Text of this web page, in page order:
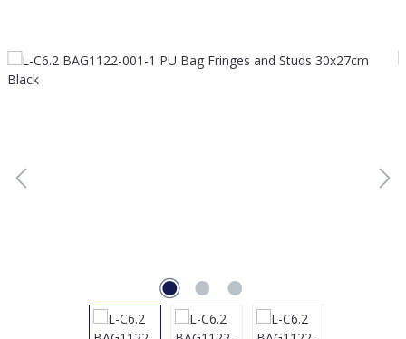
Afbeeldingengalerij overslaan